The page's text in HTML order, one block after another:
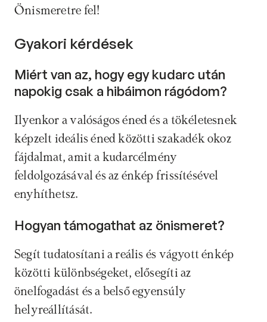
Önismeretre fel!
Gyakori kérdések
Miért van az, hogy egy kudarc után
napokig csak a hibáimon rágódom?
Ilyenkor a valóságos éned és a tökéletesnek
képzelt ideális éned közötti szakadék okoz
fájdalmat, amit a kudarcélmény
feldolgozásával és az énkép frissítésével
enyhíthetsz.
Hogyan támogathat az önismeret?
Segít tudatosítani a reális és vágyott énkép
közötti különbségeket, elősegíti az
önelfogadást és a belső egyensúly
helyreállítását.